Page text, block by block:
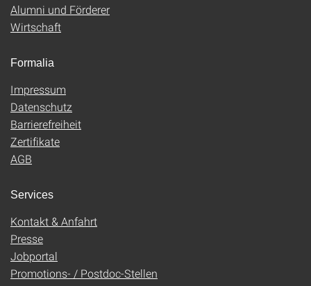
Alumni und Förderer
Wirtschaft
Formalia
Impressum
Datenschutz
Barrierefreiheit
Zertifikate
AGB
Services
Kontakt & Anfahrt
Presse
Jobportal
Promotions- / Postdoc-Stellen